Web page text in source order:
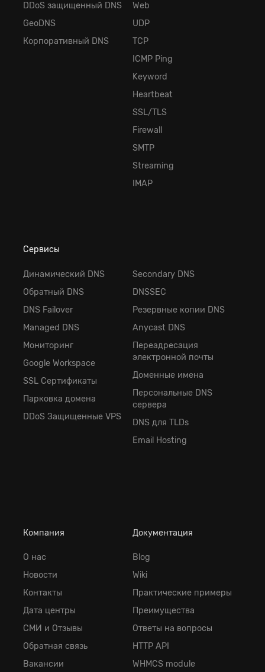
DDoS защищенный DNS
GeoDNS
Корпоративный DNS
Web
UDP
TCP
ICMP Ping
Keyword
Heartbeat
SSL/TLS
Firewall
SMTP
Streaming
IMAP
Сервисы
Динамический DNS
Обратный DNS
DNS Failover
Managed DNS
Мониторинг
Google Workspace
SSL Сертификаты
Парковка домена
DDoS Защищенные VPS
Secondary DNS
DNSSEC
Резервные копии DNS
Anycast DNS
Переадресация
электронной почты
Доменные имена
Персональные DNS
сервера
DNS для TLDs
Email Hosting
Компания
О нас
Новости
Контакты
Дата центры
СМИ и Отзывы
Обратная cвязь
Вакансии
Документация
Blog
Wiki
Практические примеры
Преимущества
Ответы на вопросы
HTTP API
WHMCS module